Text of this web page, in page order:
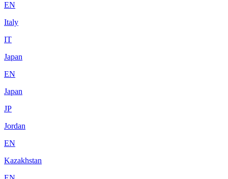
EN
Italy
IT
Japan
EN
Japan
JP
Jordan
EN
Kazakhstan